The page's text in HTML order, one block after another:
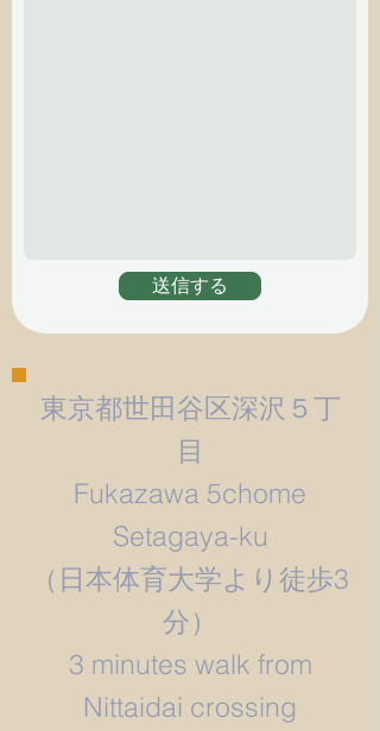
送信する
東京都世田谷区深沢５丁
目
Fukazawa 5chome
Setagaya-ku
​（日本体育大学より徒歩3
分）
3 minutes walk from
Nittaidai crossing